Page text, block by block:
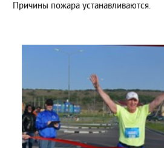
Причины пожара устанавливаются.